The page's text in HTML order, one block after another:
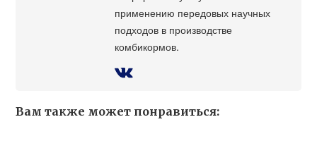
применению передовых научных
подходов в производстве
комбикормов.
Вам также может понравиться: